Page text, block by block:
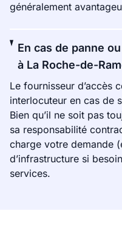
généralement
En cas de panne
à La Roche-de-
Le fournisseur d’accès
interlocuteur en cas de
Bien qu’il ne soit pas
sa responsabilité
charge votre demande
d’infrastructure si
services.